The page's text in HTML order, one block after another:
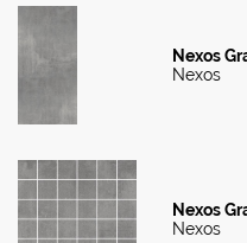
Nexos
Nexos
Nexos
Nexos